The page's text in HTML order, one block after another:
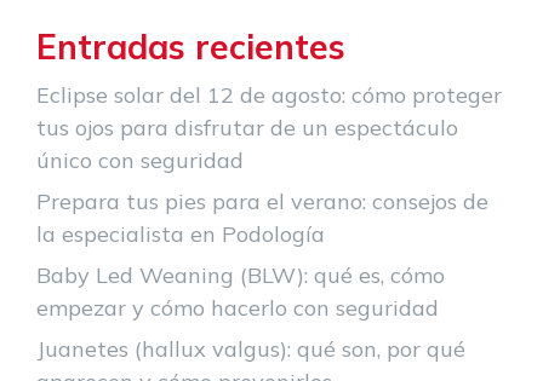
Entradas recientes
Eclipse solar del 12 de agosto: cómo proteger
tus ojos para disfrutar de un espectáculo
único con seguridad
Prepara tus pies para el verano: consejos de
la especialista en Podología
Baby Led Weaning (BLW): qué es, cómo
empezar y cómo hacerlo con seguridad
Juanetes (hallux valgus): qué son, por qué